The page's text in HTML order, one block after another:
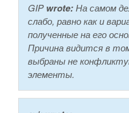
GIPwrote:На самом
слабо, равно как и
полученные на его
Причина видится в
выбраны не
элементы.